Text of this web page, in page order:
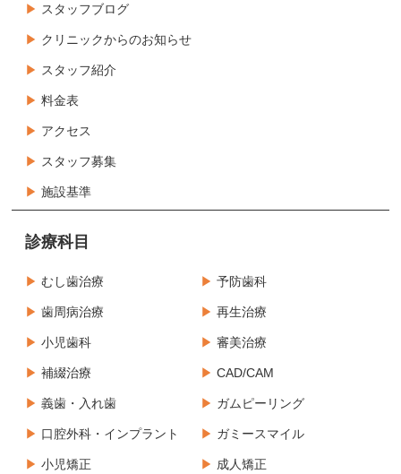
スタッフブログ
クリニックからのお知らせ
スタッフ紹介
料金表
アクセス
スタッフ募集
施設基準
診療科目
むし歯治療 予防歯科
歯周病治療 再生治療
小児歯科 審美治療
補綴治療 CAD/CAM
義歯・入れ歯 ガムピーリング
口腔外科・インプラント ガミースマイル
小児矯正 成人矯正